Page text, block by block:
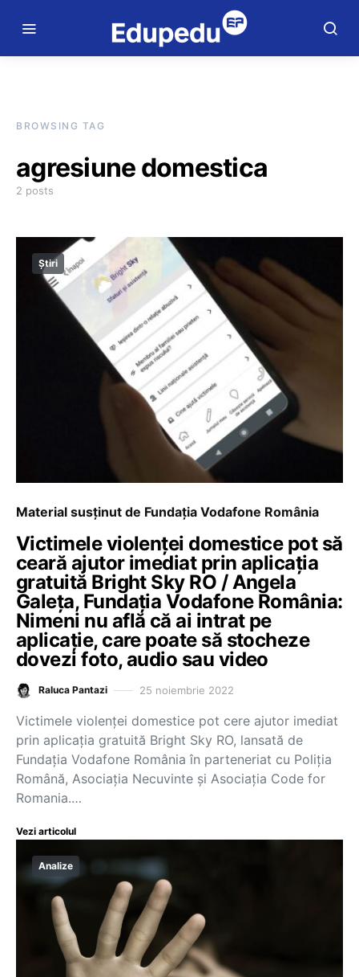
BROWSING TAG
agresiune domestica
2 posts
Știri
Material susținut de Fundația Vodafone România
Victimele violenței domestice pot să
ceară ajutor imediat prin aplicația
gratuită Bright Sky RO / Angela
Galeța, Fundația Vodafone România:
Nimeni nu află că ai intrat pe
aplicație, care poate să stocheze
dovezi foto, audio sau video
Raluca Pantazi 25 noiembrie 2022
Victimele violenței domestice pot cere ajutor imediat
prin aplicația gratuită Bright Sky RO, lansată de
Fundația Vodafone România în parteneriat cu Poliția
Română, Asociația Necuvinte și Asociația Code for
Romania.…
Vezi articolul
Analize